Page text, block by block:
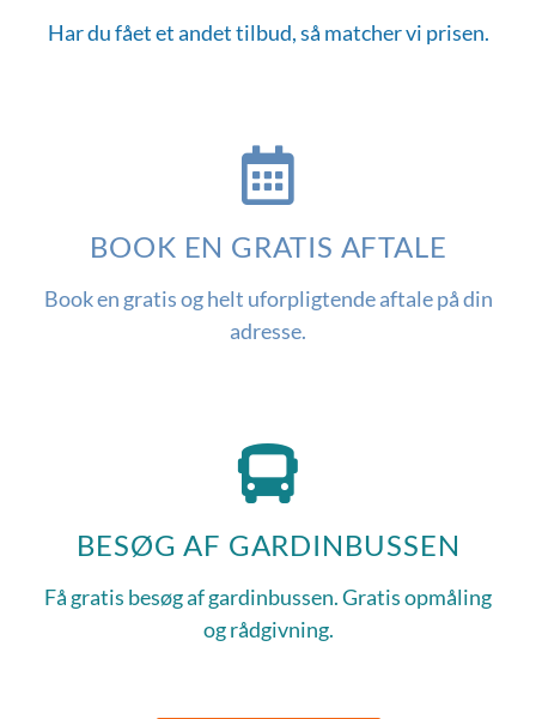
Har du fået et andet tilbud, så matcher vi prisen.
BOOK EN GRATIS AFTALE
Book en gratis og helt uforpligtende aftale på din
adresse.
BESØG AF GARDINBUSSEN
Få gratis besøg af gardinbussen. Gratis opmåling
og rådgivning.